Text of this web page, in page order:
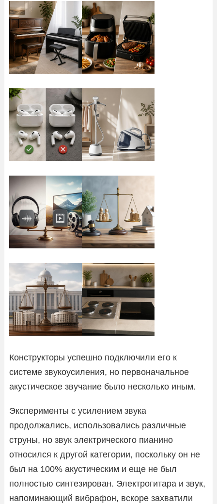
Конструкторы успешно подключили его к
системе звукоусиления, но первоначальное
акустическое звучание было несколько иным.
Эксперименты с усилением звука
продолжались, использовались различные
струны, но звук электрического пианино
относился к другой категории, поскольку он не
был на 100% акустическим и еще не был
полностью синтезирован. Электрогитара и звук,
напоминающий вибрафон, вскоре захватили